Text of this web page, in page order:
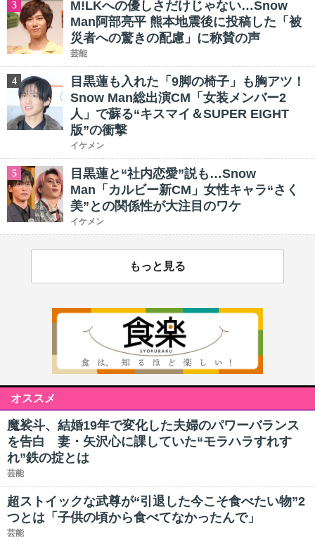
3
M!LKへの優しさだけじゃない…Snow
Man阿部亮平 熊本地震後に投稿した「被
災者への驚きの配慮」に称賛の声
芸能
4
目黒蓮も入れた「9脚の椅子」も胸アツ！
Snow Man総出演CM「女装メンバー2
人」で蘇る“キスマイ＆SUPER EIGHT
版”の衝撃
イケメン
5
目黒蓮と“社内恋愛”説も…Snow
Man「カルビー新CM」女性キャラ“さく
美”との関係性が大注目のワケ
イケメン
もっと見る
オススメ
魔裟斗、結婚19年で変化した夫婦のパワーバランス
を告白 妻・矢沢心に課していた“モラハラすれす
れ”鉄の掟とは
芸能
超ストイックな武尊が“引退した今こそ食べたい物”2
つとは「子供の頃から食べてなかったんで」
芸能